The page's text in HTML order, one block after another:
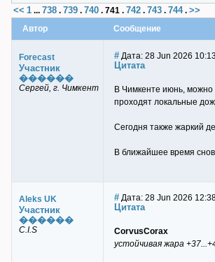
<< 1 ... 738 . 739 . 740 . 741 . 742 . 743 . 744. >>
Автор Сообщение
Forecast
Участник
������
Сергей, г. Чимкент
# Дата: 28 Jun 2026 10:13
Цитата
В Чимкенте июнь, можно
проходят локальные
Сегодня также жаркий
В ближайшее время
Aleks UK
Участник
������
C.I.S
# Дата: 28 Jun 2026
Цитата
CorvusCorax
устойчивая жара